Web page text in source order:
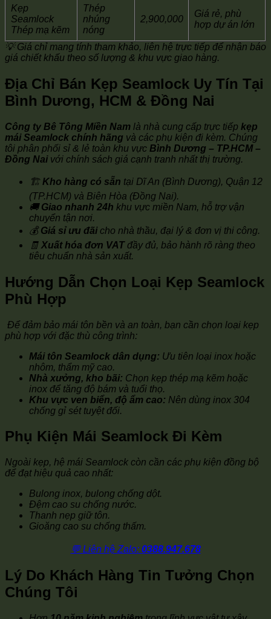
Kẹp
Seamlock
Thép mạ kẽm
Thép
nhúng
nóng
2,900,000
Giá rẻ, phù
hợp dự án lớn
💡 Giá chỉ mang tính tham khảo, liên hệ trực tiếp để nhận báo
giá chiết khấu theo số lượng & khu vực giao hàng.
Địa Chỉ Bán Kẹp Seamlock Uy Tín Tại
Bình Dương, HCM & Đồng Nai
Công ty Bê Tông Miền Nam là nhà cung cấp trực tiếp kẹp
mái Seamlock chính hãng và các phụ kiện đi kèm. Chúng
tôi phân phối sỉ & lẻ toàn khu vực Bình Dương – TP.HCM –
Đồng Naivới chính sách giá cạnh tranh nhất thị trường.
🏗️Kho hàng có sẵn tại Dĩ An (Bình Dương), Quận 12
(TP.HCM) và Biên Hòa (Đồng Nai).
🚚Giao nhanh 24h khu vực miền Nam, hỗ trợ vận
chuyển tận nơi.
💰Giá sỉ ưu đãicho nhà thầu, đại lý & đơn vị thi công.
🧾 Xuất hóa đơn VATđầy đủ, bảo hành rõ ràng theo
tiêu chuẩn nhà sản xuất.
Hướng Dẫn Chọn Loại Kẹp Seamlock
Phù Hợp
Để đảm bảo mái tôn bền và an toàn, bạn cần chọn loại kẹp
phù hợp với đặc thù công trình:
Mái tôn Seamlock dân dụng: Ưu tiên loại inox hoặc
nhôm, thẩm mỹ cao.
Nhà xưởng, kho bãi: Chọn kẹp thép mạ kẽm hoặc
inox để tăng độ bám và tuổi thọ.
Khu vực ven biển, độ ẩm cao: Nên dùng inox 304
chống gỉ sét tuyệt đối.
Phụ Kiện Mái Seamlock Đi Kèm
Ngoài kẹp, hệ mái Seamlock còn cần các phụ kiện đồng bộ
để đạt hiệu quả cao nhất:
Bulong inox, bulong chống dột.
Đệm cao su chống nước.
Thanh nẹp giữ tôn.
Gioăng cao su chống thấm.
💬 Liên hệ Zalo: 0388.947.678
Lý Do Khách Hàng Tin Tưởng Chọn
Chúng Tôi